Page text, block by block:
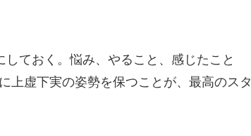
ておく。悩み、やること、感じたこと
上虚下実の姿勢を保つことが、最高のスタ